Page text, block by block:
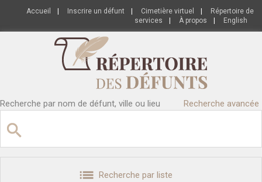
Accueil Inscrire un défunt Cimetière virtuel
Répertoire de
services
À propos English
Recherche par nom de défunt, ville ou lieu Recherche avancée
Recherche par liste